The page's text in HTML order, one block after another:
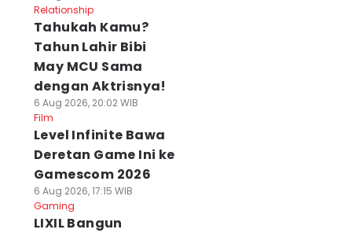
Relationship
Tahukah Kamu?
Tahun Lahir Bibi
May MCU Sama
dengan Aktrisnya!
6 Aug 2026, 20:02 WIB
Film
Level Infinite Bawa
Deretan Game Ini ke
Gamescom 2026
6 Aug 2026, 17:15 WIB
Gaming
LIXIL Bangun